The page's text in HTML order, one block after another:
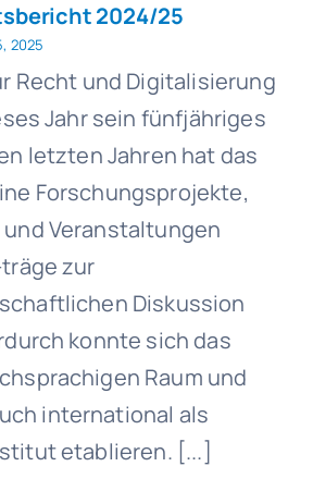
2024/25
2025
Recht und Digitalisierung
Jahr sein fünfjähriges
letzten Jahren hat das
Forschungsprojekte,
Veranstaltungen
zur
Diskussion
konnte sich das
Raum und
international als
etablieren. [...]